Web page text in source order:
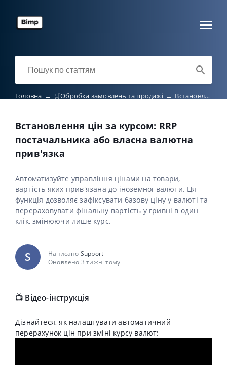
Головна → 🛒Обробка замовлень та продажі → Встановлення цін на товари та послуги
Встановлення цін за курсом: RRP
постачальника або власна валютна
прив'язка
Автоматизуйте управління цінами на товари,
вартість яких прив'язана до іноземної валюти. Ця
функція дозволяє зафіксувати базову ціну у валюті та
перераховувати фінальну вартість у гривні в один
клік, змінюючи лише курс.
S Написано Support
Оновлено 3 тижні тому
📺 Відео-інструкція
Дізнайтеся, як налаштувати автоматичний
перерахунок цін при зміні курсу валют: